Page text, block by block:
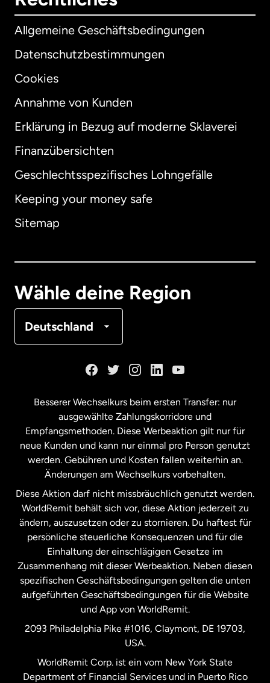
Allgemeine Geschäftsbedingungen
Datenschutzbestimmungen
Cookies
Annahme von Kunden
Erklärung in Bezug auf moderne Sklaverei
Finanzübersichten
Geschlechtsspezifisches Lohngefälle
Keeping your money safe
Sitemap
Wähle deine Region
Deutschland
International English
Australien
Malaysia
Neuseeland
Niederlande
Schweden
Spanien
Vereinigte Staaten English
Vereinigte Staaten
Besserer Wechselkurs beim ersten Transfer: nur
ausgewählte Zahlungskorridore und
Empfangsmethoden. Diese Werbeaktion gilt nur für
neue Kunden und kann nur einmal pro Person genutzt
werden. Gebühren und Kosten fallen weiterhin an.
Änderungen am Wechselkurs vorbehalten.
Diese Aktion darf nicht missbräuchlich genutzt werden.
WorldRemit behält sich vor, diese Aktion jederzeit zu
ändern, auszusetzen oder zu stornieren. Du haftest für
persönliche steuerliche Konsequenzen und für die
Einhaltung der einschlägigen Gesetze im
Zusammenhang mit dieser Werbeaktion. Neben diesen
spezifischen Geschäftsbedingungen gelten die unten
aufgeführten Geschäftsbedingungen für die Website
und App von WorldRemit.
2093 Philadelphia Pike #1016, Claymont, DE 19703,
USA.
WorldRemit Corp. ist ein vom New York State
Department of Financial Services und in Puerto Rico